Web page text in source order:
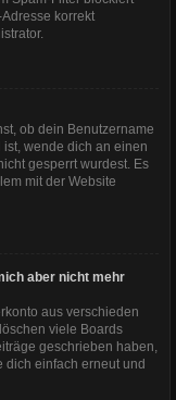
korrekt
ob dein Benutzername
wende dich an einen
gesperrt wurdest. Es
mit der Website
aber nicht mehr
aus verschieden
viele Boards
geschrieben haben,
dich einfach erneut und